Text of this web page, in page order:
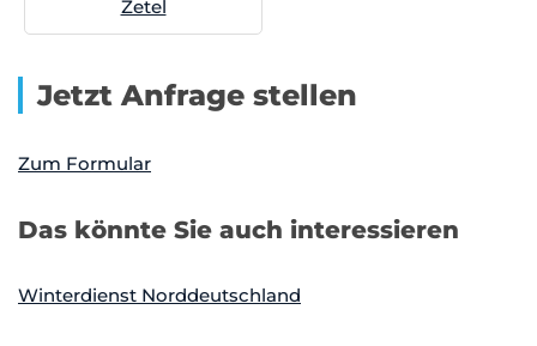
Zetel
Jetzt Anfrage stellen
Zum Formular
Das könnte Sie auch interessieren
Winterdienst Norddeutschland